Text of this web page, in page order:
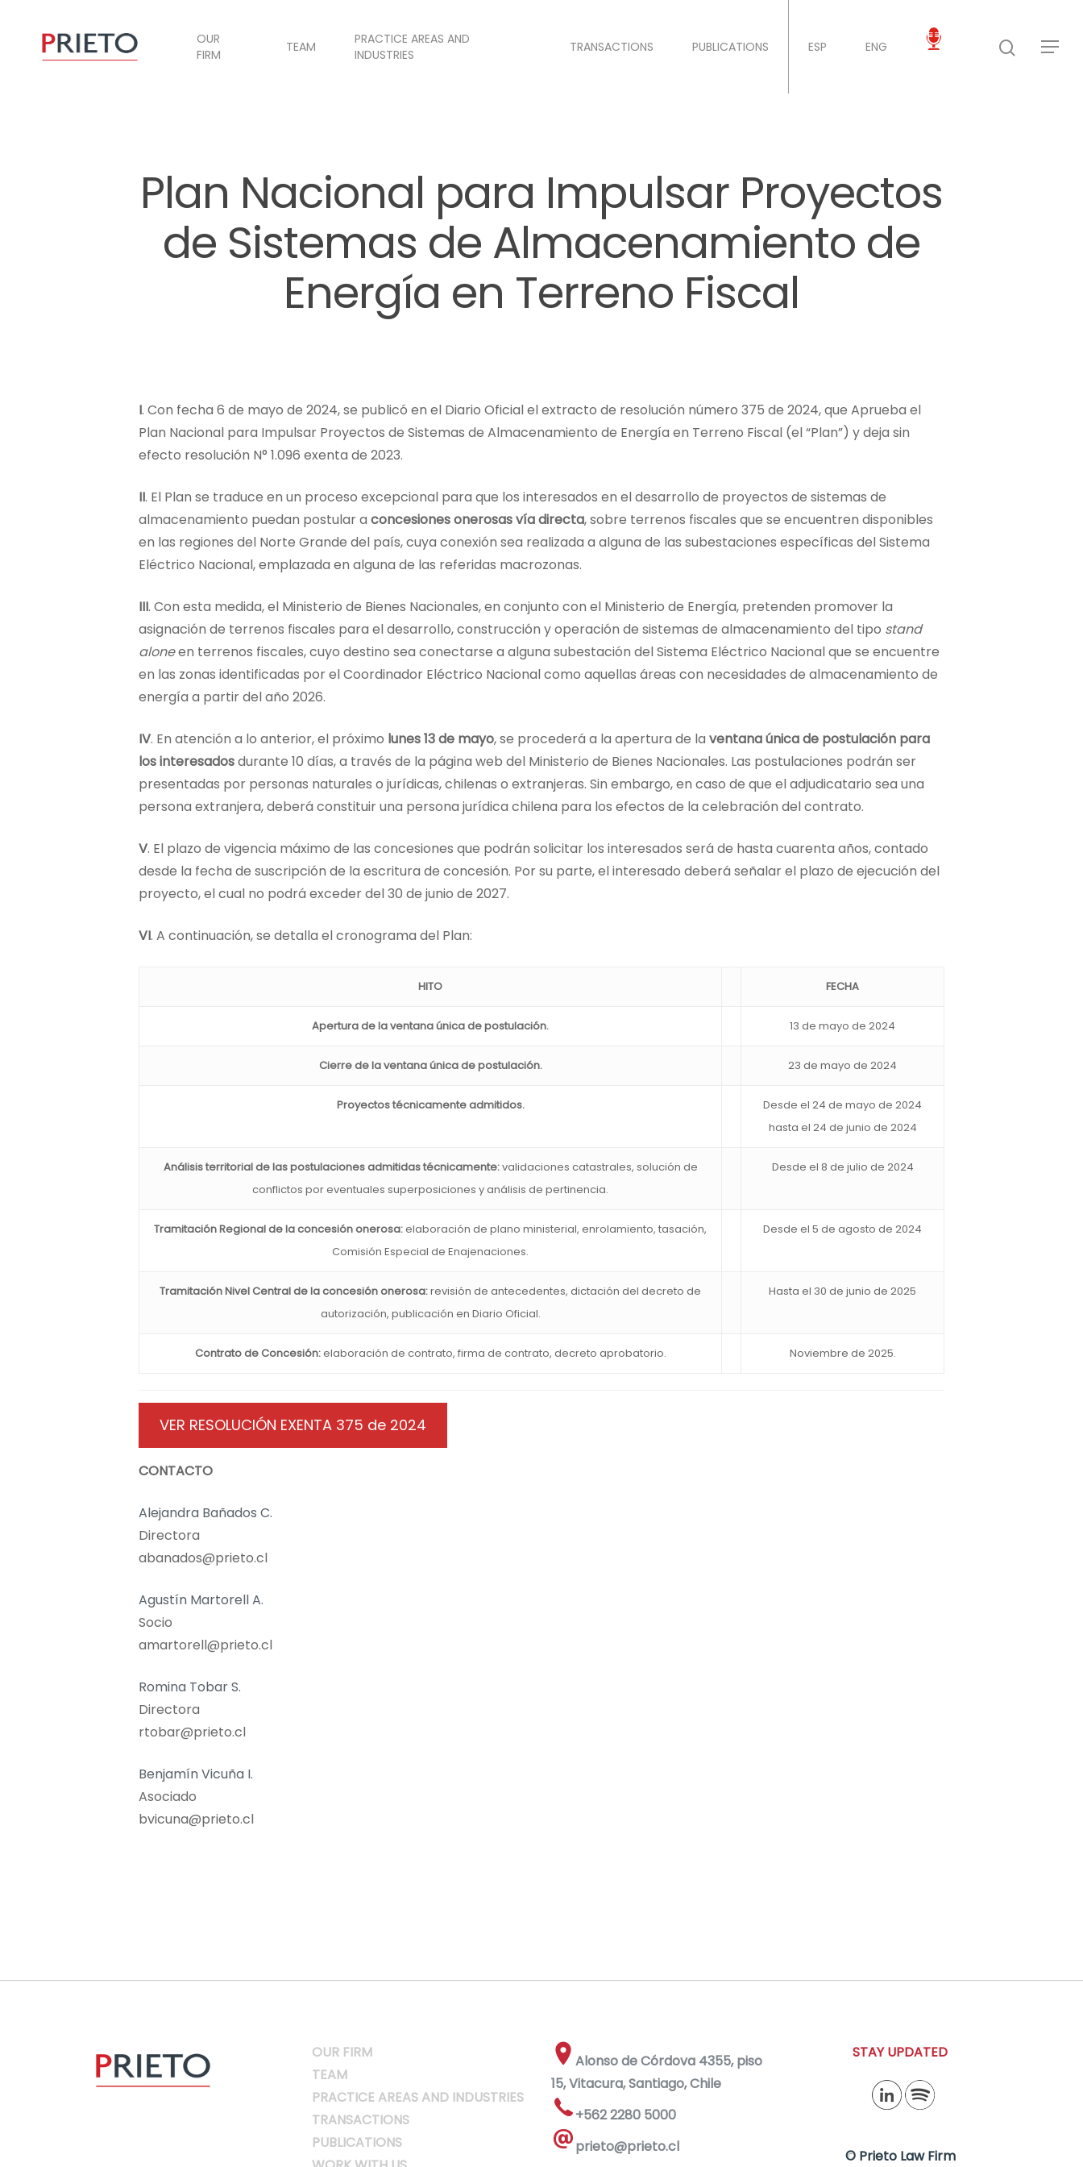
OUR
FIRM
TEAM
PRACTICE AREAS AND
INDUSTRIES
TRANSACTIONS PUBLICATIONS ESP ENG
Plan Nacional para Impulsar Proyectos
de Sistemas de Almacenamiento de
Energía en Terreno Fiscal
I. Con fecha 6 de mayo de 2024, se publicó en el Diario Oficial el extracto de resolución número 375 de 2024, que Aprueba el
Plan Nacional para Impulsar Proyectos de Sistemas de Almacenamiento de Energía en Terreno Fiscal (el “Plan”) y deja sin
efecto resolución N° 1.096 exenta de 2023.
II. El Plan se traduce en un proceso excepcional para que los interesados en el desarrollo de proyectos de sistemas de
almacenamiento puedan postular a concesiones onerosas vía directa, sobre terrenos fiscales que se encuentren disponibles
en las regiones del Norte Grande del país, cuya conexión sea realizada a alguna de las subestaciones específicas del Sistema
Eléctrico Nacional, emplazada en alguna de las referidas macrozonas.
III. Con esta medida, el Ministerio de Bienes Nacionales, en conjunto con el Ministerio de Energía, pretenden promover la
asignación de terrenos fiscales para el desarrollo, construcción y operación de sistemas de almacenamiento del tipo stand
aloneen terrenos fiscales, cuyo destino sea conectarse a alguna subestación del Sistema Eléctrico Nacional que se encuentre
en las zonas identificadas por el Coordinador Eléctrico Nacional como aquellas áreas con necesidades de almacenamiento de
energía a partir del año 2026.
IV. En atención a lo anterior, el próximo lunes 13 de mayo, se procederá a la apertura de la ventana única de postulación para
los interesadosdurante 10 días, a través de la página web del Ministerio de Bienes Nacionales. Las postulaciones podrán ser
presentadas por personas naturales o jurídicas, chilenas o extranjeras. Sin embargo, en caso de que el adjudicatario sea una
persona extranjera, deberá constituir una persona jurídica chilena para los efectos de la celebración del contrato.
V. El plazo de vigencia máximo de las concesiones que podrán solicitar los interesados será de hasta cuarenta años, contado
desde la fecha de suscripción de la escritura de concesión. Por su parte, el interesado deberá señalar el plazo de ejecución del
proyecto, el cual no podrá exceder del 30 de junio de 2027.
VI. A continuación, se detalla el cronograma del Plan:
HITO FECHA
Apertura de la ventana única de postulación. 13 de mayo de 2024
Cierre de la ventana única de postulación. 23 de mayo de 2024
Proyectos técnicamente admitidos.
Desde el 24 de mayo de 2024
hasta el 24 de junio de 2024
Análisis territorial de las postulaciones admitidas técnicamente:validaciones catastrales, solución de
conflictos por eventuales superposiciones y análisis de pertinencia.
Desde el 8 de julio de 2024
Tramitación Regional de la concesión onerosa:elaboración de plano ministerial, enrolamiento, tasación,
Comisión Especial de Enajenaciones.
Desde el 5 de agosto de 2024
Tramitación Nivel Central de la concesión onerosa:revisión de antecedentes, dictación del decreto de
autorización, publicación en Diario Oficial.
Hasta el 30 de junio de 2025
Contrato de Concesión:elaboración de contrato, firma de contrato, decreto aprobatorio. Noviembre de 2025.
VER RESOLUCIÓN EXENTA 375 de 2024
CONTACTO
Alejandra Bañados C.
Directora
abanados@prieto.cl
Agustín Martorell A.
Socio
amartorell@prieto.cl
Romina Tobar S.
Directora
rtobar@prieto.cl
Benjamín Vicuña I.
Asociado
bvicuna@prieto.cl
OUR FIRM
TEAM
PRACTICE AREAS AND INDUSTRIES
TRANSACTIONS
PUBLICATIONS
Alonso de Córdova 4355, piso
15, Vitacura, Santiago, Chile
+562 2280 5000
prieto@prieto.cl
STAY UPDATED
© Prieto Law Firm